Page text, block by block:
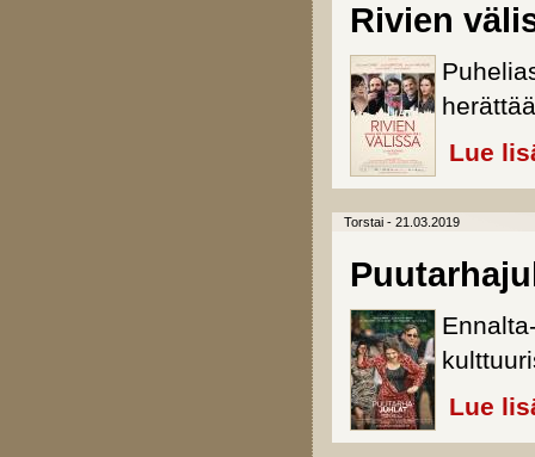
Rivien
Lue
Torstai - 21.03.2019
Lue